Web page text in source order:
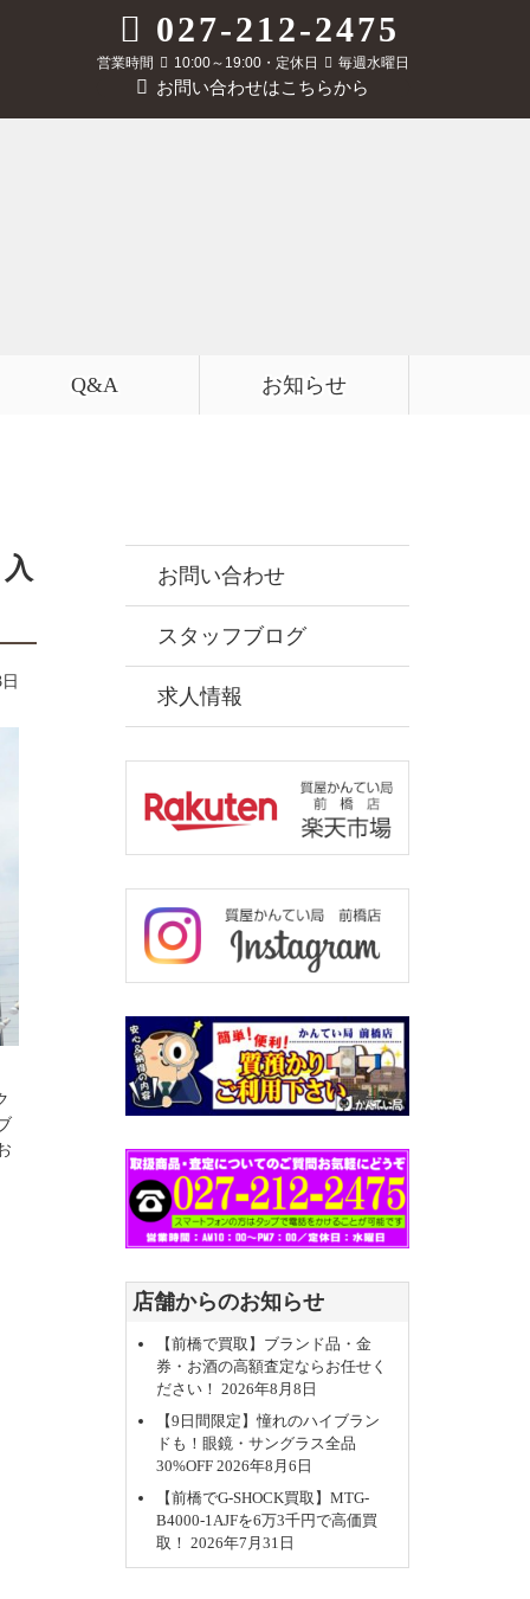
027-212-2475
営業時間 10:00～19:00・定休日 毎週水曜日
お問い合わせはこちらから
Q&A お知らせ
お問い合わせ
スタッフブログ
求人情報
店舗からのお知らせ
【前橋で買取】ブランド品・金
券・お酒の高額査定ならお任せく
ださい！ 2026年8月8日
【9日間限定】憧れのハイブラン
ドも！眼鏡・サングラス全品
30%OFF 2026年8月6日
【前橋でG-SHOCK買取】MTG-
B4000-1AJFを6万3千円で高価買
取！ 2026年7月31日